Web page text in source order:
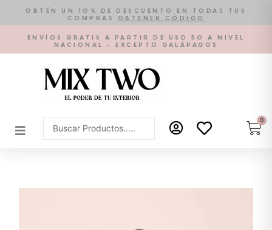
contenido
OBTÉN UN 10% DE DESCUENTO EN TODAS TUS
COMPRAS
OBTENER CÓDIGO
ENVÍOS GRATIS A PARTIR DE USD 50 A NIVEL
NACIONAL - EXCEPTO GALÁPAGOS
Search
...
0